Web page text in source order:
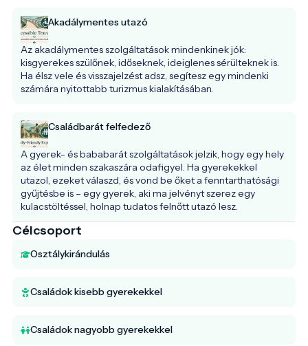
Akadálymentes utazó
Az akadálymentes szolgáltatások mindenkinek jók:
kisgyerekes szülőnek, időseknek, ideiglenes sérülteknek is.
Ha élsz vele és visszajelzést adsz, segítesz egy mindenki
számára nyitottabb turizmus kialakításában.
Családbarát felfedező
A gyerek- és bababarát szolgáltatások jelzik, hogy egy hely
az élet minden szakaszára odafigyel. Ha gyerekekkel
utazol, ezeket válaszd, és vond be őket a fenntarthatósági
gyűjtésbe is – egy gyerek, aki ma jelvényt szerez egy
kulacstöltéssel, holnap tudatos felnőtt utazó lesz.
Célcsoport
Osztálykirándulás
Családok kisebb gyerekekkel
Családok nagyobb gyerekekkel